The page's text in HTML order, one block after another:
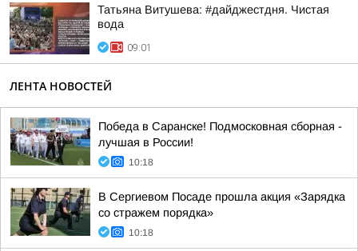
Татьяна Витушева: #дайджестдня. Чистая
вода
09:01
ЛЕНТА НОВОСТЕЙ
Победа в Саранске! Подмосковная сборная -
лучшая в России!
10:18
В Сергиевом Посаде прошла акция «Зарядка
со стражем порядка»
10:18